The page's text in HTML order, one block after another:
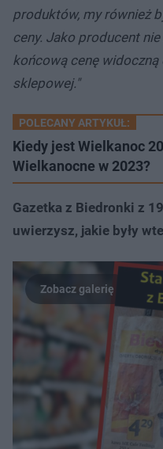
produktów, my również
ceny. Jako producent
końcową cenę widoczną
sklepowej."
POLECANY ARTYKUŁ:
Kiedy jest Wielkanoc
Wielkanocne w 2023?
Gazetka z Biedronki z
uwierzysz, jakie były